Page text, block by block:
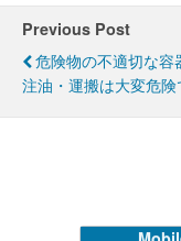
Previous Post
危険物の不適切な容
注油・運搬は大変危険